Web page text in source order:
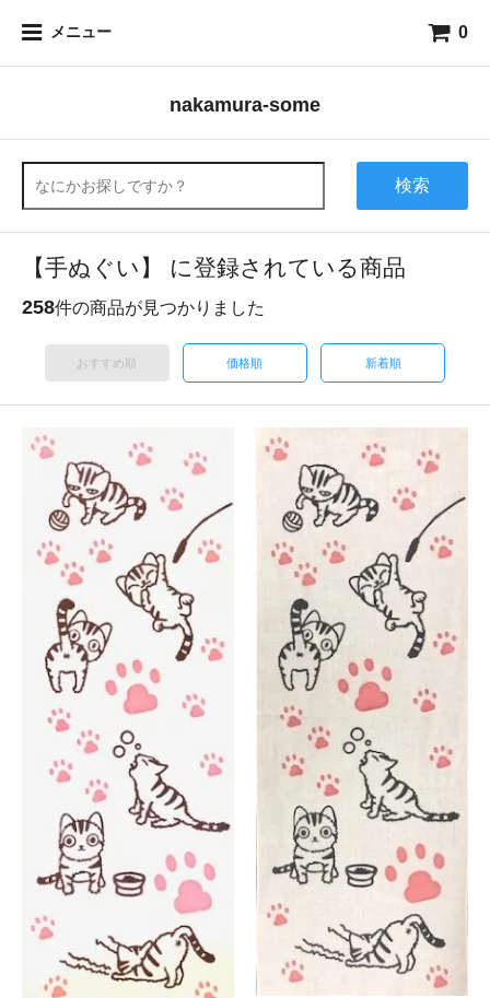
メニュー 0
nakamura-some
検索
【手ぬぐい】 に登録されている商品
258件の商品が見つかりました
おすすめ順 価格順 新着順